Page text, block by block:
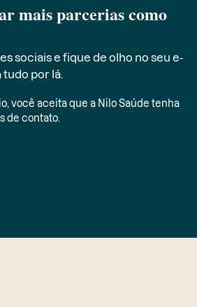
mais parcerias como
sociais e fique de olho no seu e-
tudo por lá.
você aceita que a Nilo Saúde tenha
de contato.